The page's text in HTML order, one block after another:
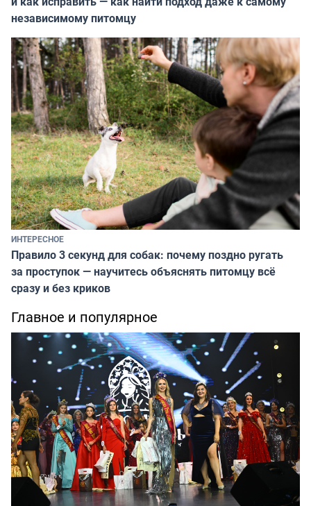
независимому питомцу
ИНТЕРЕСНОЕ
Правило 3 секунд для собак: почему поздно ругать
за проступок — научитесь объяснять питомцу всё
сразу и без криков
Главное и популярное